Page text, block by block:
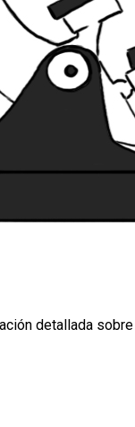
detallada sobre